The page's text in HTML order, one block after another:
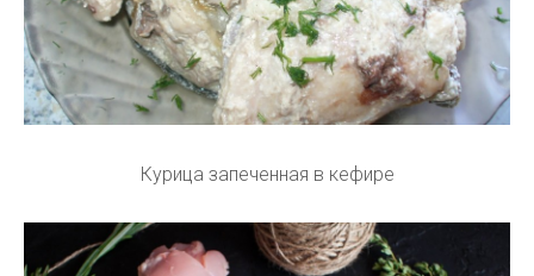
Курица запеченная в кефире